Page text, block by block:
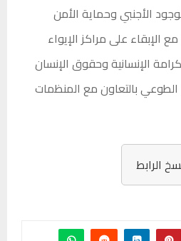
الأجنبي وحماية الأمن
الإبقاء على مراكز الإيواء
الإنسانية وحقوق الإنسان
الطوعي بالتعاون مع المنظمات
الرابط